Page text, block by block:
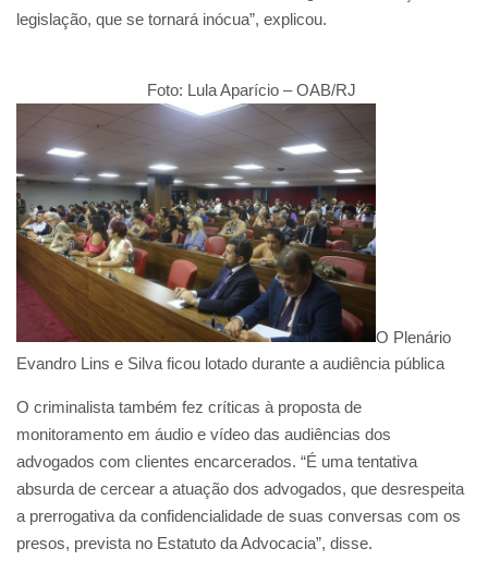
legislação, que se tornará inócua”, explicou.
Foto: Lula Aparício – OAB/RJ
O Plenário
Evandro Lins e Silva ficou lotado durante a audiência pública
O criminalista também fez críticas à proposta de
monitoramento em áudio e vídeo das audiências dos
advogados com clientes encarcerados. “É uma tentativa
absurda de cercear a atuação dos advogados, que desrespeita
a prerrogativa da confidencialidade de suas conversas com os
presos, prevista no Estatuto da Advocacia”, disse.